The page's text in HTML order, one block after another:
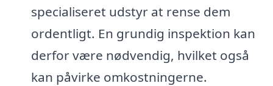
specialiseret udstyr at rense dem
ordentligt. En grundig inspektion kan
derfor være nødvendig, hvilket også
kan påvirke omkostningerne.